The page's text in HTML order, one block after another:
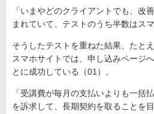
「いまやどのクライアントでも、改
まれていて、テストのうち半数はス
そうしたテストを重ねた結果、たと
スマホサイトでは、申し込みページ
とに成功している（01）。
「受講費が毎月の支払いよりも一括
を訴求して、長期契約を取ることを